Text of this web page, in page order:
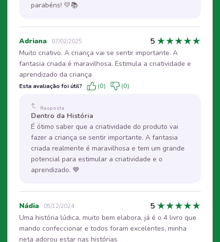
parabéns! 💛📚
Adriana 07/02/2025 5 ★★★★★
Muito criativo. A criança vai se sentir importante. A
fantasia criada é maravilhosa. Estimula a criatividade e
aprendizado da criança
Esta avaliação foi útil? (0) (0)
Resposta
Dentro da História
É ótimo saber que a criatividade do produto vai
fazer a criança se sentir importante. A fantasia
criada realmente é maravilhosa e tem um grande
potencial para estimular a criatividade e o
aprendizado. 💙
Nádia 05/12/2024 5 ★★★★★
Uma história lúdica, muito bem elabora, já é o 4 livro que
mando confeccionar e todos foram excelentes, minha
neta adorou estar nas histórias